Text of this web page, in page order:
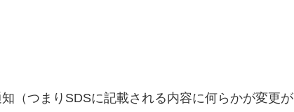
（つまりSDSに記載される内容に何らかが変更が